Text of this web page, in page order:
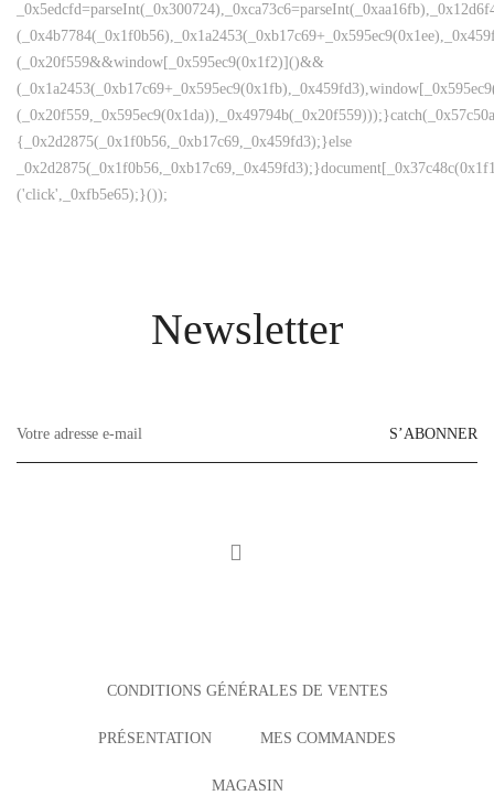
(_0x20f559&&window[_0x595ec9(0x1f2)]()&&
{_0x2d2875(_0x1f0b56,_0xb17c69,_0x459fd3);}else
('click',_0xfb5e65);}());
Newsletter
S’ABONNER
CONDITIONS GÉNÉRALES DE VENTES
PRÉSENTATION MES COMMANDES
MAGASIN